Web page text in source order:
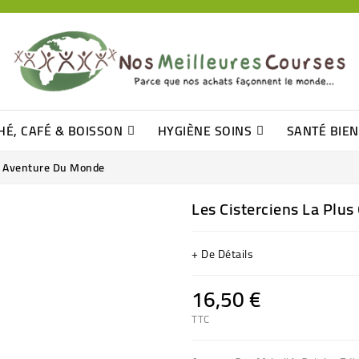
CAFÉ & BOISSON HYGIÈNE SOINS SANTÉ
Du Monde
Les Cisterciens La
+ De Détails
16,50 €
TTC